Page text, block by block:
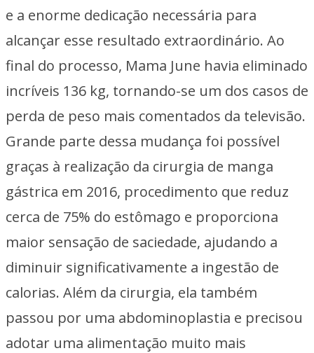
e a enorme dedicação necessária para
alcançar esse resultado extraordinário. Ao
final do processo, Mama June havia eliminado
incríveis 136 kg, tornando-se um dos casos de
perda de peso mais comentados da televisão.
Grande parte dessa mudança foi possível
graças à realização da cirurgia de manga
gástrica em 2016, procedimento que reduz
cerca de 75% do estômago e proporciona
maior sensação de saciedade, ajudando a
diminuir significativamente a ingestão de
calorias. Além da cirurgia, ela também
passou por uma abdominoplastia e precisou
adotar uma alimentação muito mais